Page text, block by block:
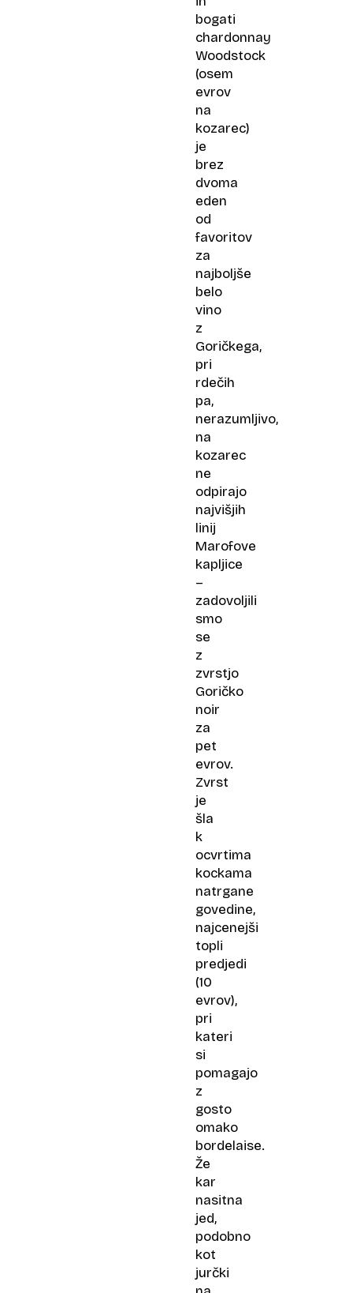
bogati
chardonnay
Woodstock
(osem
evrov
na
kozarec)
je
brez
dvoma
eden
od
favoritov
za
najboljše
belo
vino
z
Goričkega,
pri
rdečih
pa,
nerazumljivo,
na
kozarec
ne
odpirajo
najvišjih
linij
Marofove
kapljice
–
zadovoljili
smo
se
z
zvrstjo
Goričko
noir
za
pet
evrov.
Zvrst
je
šla
k
ocvrtima
kockama
natrgane
govedine,
najcenejši
topli
predjedi
(10
evrov),
pri
kateri
si
pomagajo
z
gosto
omako
bordelaise.
Že
kar
nasitna
jed,
podobno
kot
jurčki